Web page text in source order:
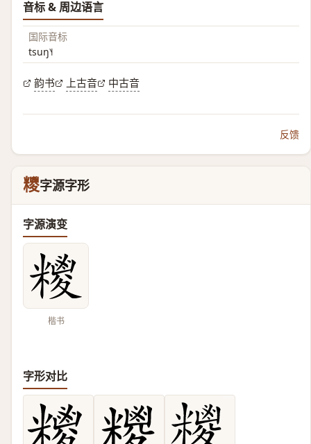
音标 & 周边语言
国际音标
tsuŋ˥˧
韵书 上古音 中古音
反馈
糭字源字形
字源演变
楷书
字形对比